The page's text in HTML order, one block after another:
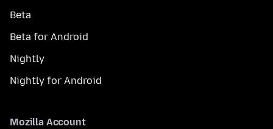
Beta
Beta for Android
Nightly
Nightly for Android
Mozilla Account